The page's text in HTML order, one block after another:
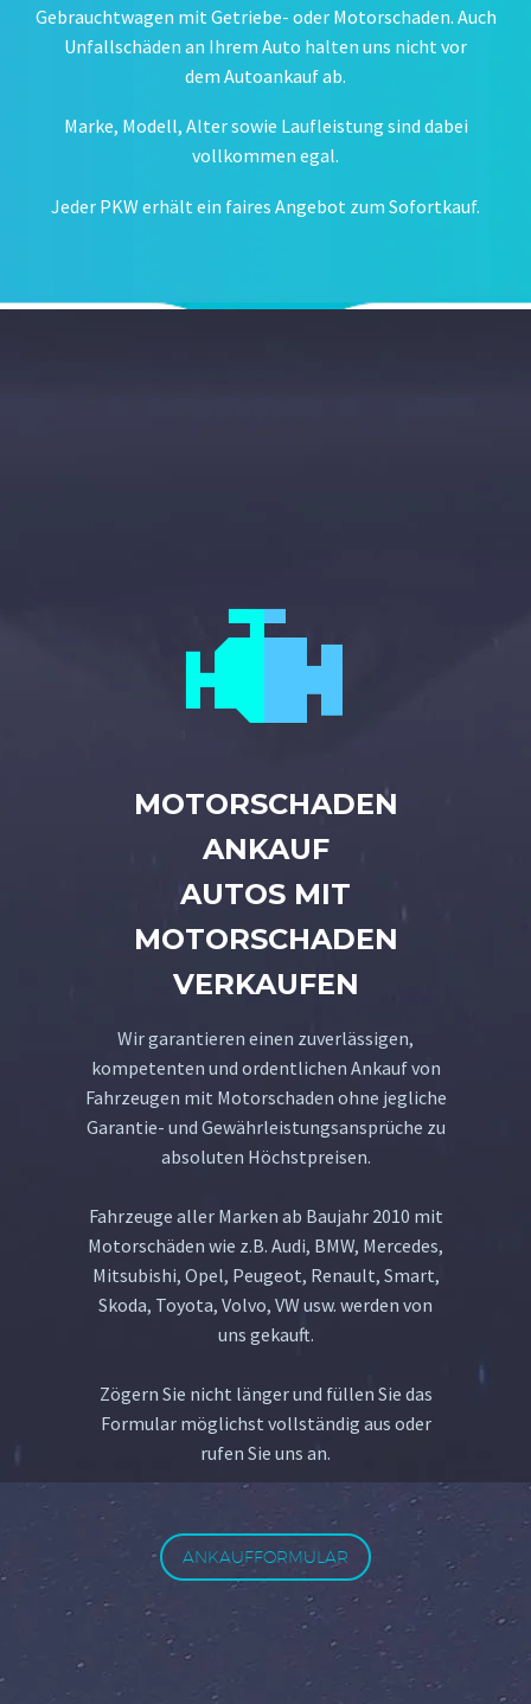
Gebrauchtwagen mit Getriebe- oder Motorschaden. Auch
Unfallschäden an Ihrem Auto halten uns nicht vor
dem Autoankauf ab.
Marke, Modell, Alter sowie Laufleistung sind dabei
vollkommen egal.
Jeder PKW erhält ein faires Angebot zum Sofortkauf.


MOTORSCHADEN
ANKAUF
AUTOS MIT
MOTORSCHADEN
VERKAUFEN
Wir garantieren einen zuverlässigen,
kompetenten und ordentlichen Ankauf von
Fahrzeugen mit Motorschaden ohne jegliche
Garantie- und Gewährleistungsansprüche zu
absoluten Höchstpreisen.
Fahrzeuge aller Marken ab Baujahr 2010 mit
Motorschäden wie z.B. Audi, BMW, Mercedes,
Mitsubishi, Opel, Peugeot, Renault, Smart,
Skoda, Toyota, Volvo, VW usw. werden von
uns gekauft.
Zögern Sie nicht länger und füllen Sie das
Formular möglichst vollständig aus oder
rufen Sie uns an.
ANKAUFFORMULAR